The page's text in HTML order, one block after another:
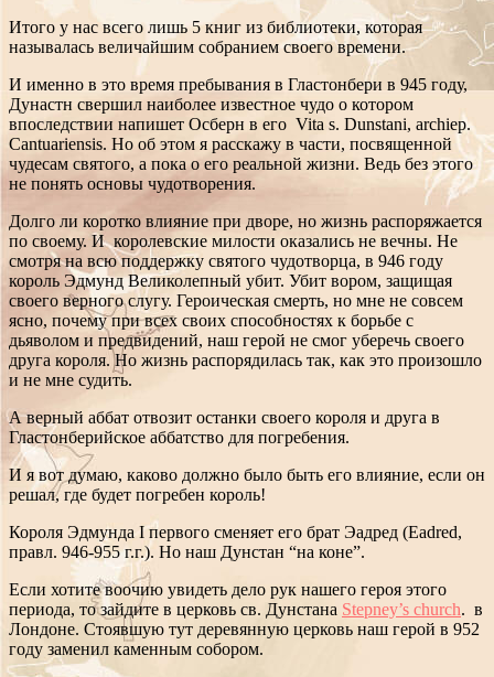
Итого у нас всего лишь 5 книг из библиотеки, которая
называлась величайшим собранием своего времени.
И именно в это время пребывания в Гластонбери в 945 году,
Дунастн свершил наиболее известное чудо о котором
впоследствии напишет Осберн в его Vita s. Dunstani, archiep.
Cantuariensis. Но об этом я расскажу в части, посвященной
чудесам святого, а пока о его реальной жизни. Ведь без этого
не понять основы чудотворения.
Долго ли коротко влияние при дворе, но жизнь распоряжается
по своему. И королевские милости оказались не вечны. Не
смотря на всю поддержку святого чудотворца, в 946 году
король Эдмунд Великолепный убит. Убит вором, защищая
своего верного слугу. Героическая смерть, но мне не совсем
ясно, почему при всех своих способностях к борьбе с
дьяволом и предвидений, наш герой не смог уберечь своего
друга короля. Но жизнь распорядилась так, как это произошло
и не мне судить.
А верный аббат отвозит останки своего короля и друга в
Гластонберийское аббатство для погребения.
И я вот думаю, каково должно было быть его влияние, если он
решал, где будет погребен король!
Короля Эдмунда I первого сменяет его брат Эадред (Eadred,
правл. 946-955 г.г.). Но наш Дунстан “на коне”.
Если хотите воочию увидеть дело рук нашего героя этого
периода, то зайдите в церковь св. Дунстана Stepney’s church. в
Лондоне. Стоявшую тут деревянную церковь наш герой в 952
году заменил каменным собором.